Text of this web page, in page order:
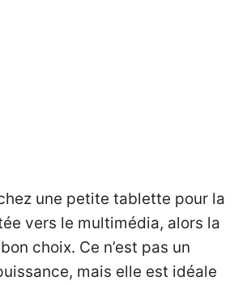
une petite tablette pour la
vers le multimédia, alors la
choix. Ce n’est pas un
mais elle est idéale